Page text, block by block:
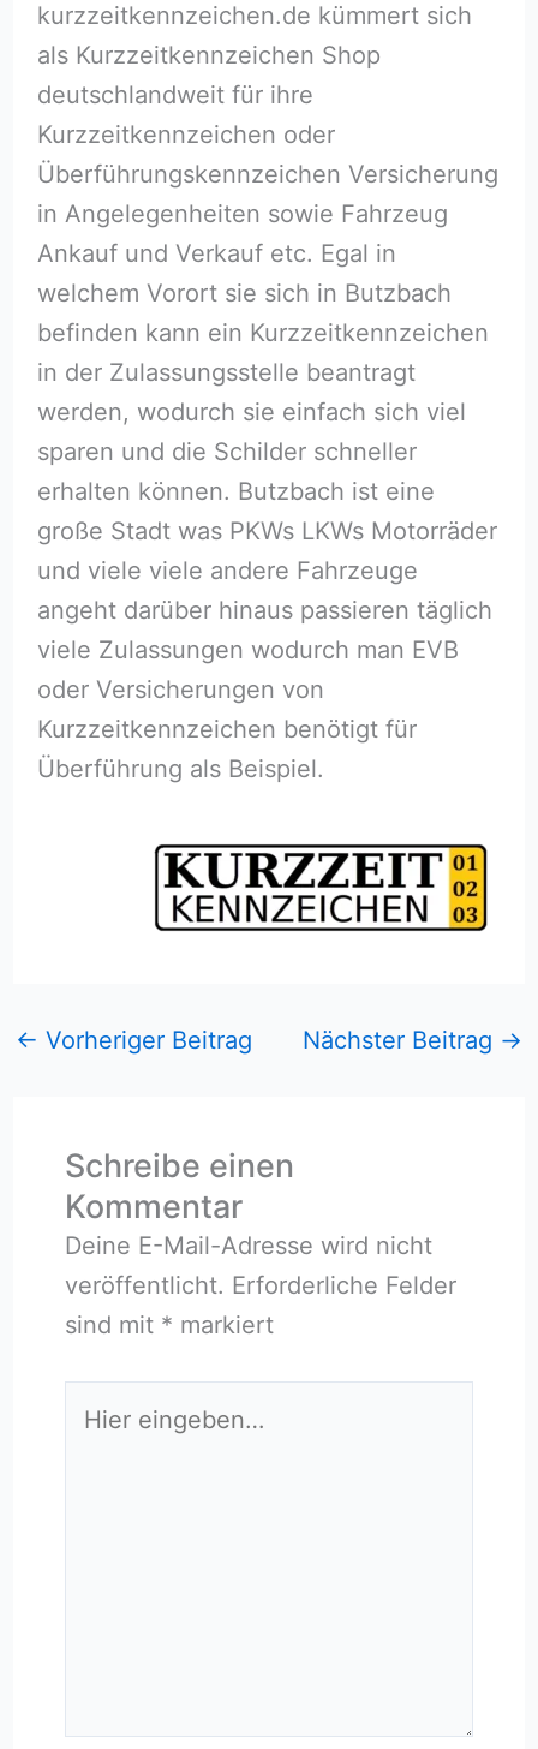
kurzzeitkennzeichen.de kümmert sich
als Kurzzeitkennzeichen Shop
deutschlandweit für ihre
Kurzzeitkennzeichen oder
Überführungskennzeichen Versicherung
in Angelegenheiten sowie Fahrzeug
Ankauf und Verkauf etc. Egal in
welchem Vorort sie sich in Butzbach
befinden kann ein Kurzzeitkennzeichen
in der Zulassungsstelle beantragt
werden, wodurch sie einfach sich viel
sparen und die Schilder schneller
erhalten können. Butzbach ist eine
große Stadt was PKWs LKWs Motorräder
und viele viele andere Fahrzeuge
angeht darüber hinaus passieren täglich
viele Zulassungen wodurch man EVB
oder Versicherungen von
Kurzzeitkennzeichen benötigt für
Überführung als Beispiel.
← Vorheriger Beitrag Nächster Beitrag →
Schreibe einen
Kommentar
Deine E-Mail-Adresse wird nicht
veröffentlicht. Erforderliche Felder
sind mit * markiert
eingeben…